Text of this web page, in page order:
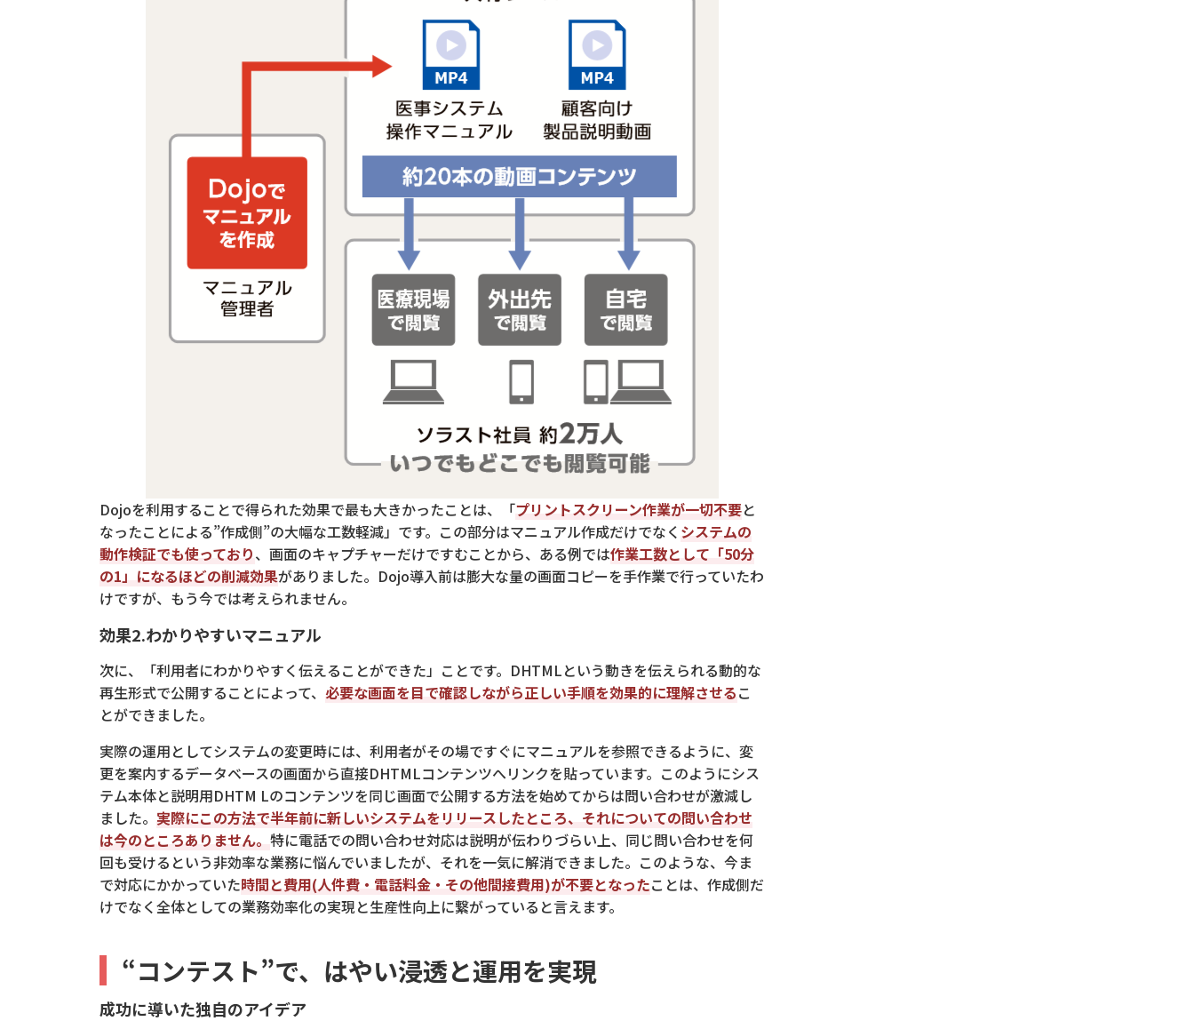
Dojoを利用することで得られた効果で最も大きかったことは、「プリントスクリーン作業が一切不要と
なったことによる”作成側”の大幅な工数軽減」です。この部分はマニュアル作成だけでなく システムの
動作検証でも使っており、画面のキャプチャーだけですむことから、ある例では作業工数として「50分
の1」になるほどの削減効果がありました。Dojo導入前は膨大な量の画面コピーを手作業で行っていたわ
けですが、もう今では考えられません。
効果2.わかりやすいマニュアル
次に、「利用者にわかりやすく伝えることができた」ことです。DHTMLという動きを伝えられる動的な
再生形式で公開することによって、 必要な画面を目で確認しながら正しい手順を効果的に理解させるこ
とができました。
実際の運用としてシステムの変更時には、利用者がその場ですぐにマニュアルを参照できるように、変
更を案内するデータベースの画面から直接DHTMLコンテンツへリンクを貼っています。このようにシス
テム本体と説明用DHTM Lのコンテンツを同じ画面で公開する方法を始めてからは問い合わせが激減し
ました。 実際にこの方法で半年前に新しいシステムをリリースしたところ、それについての問い合わせ
は今のところありません。 特に電話での問い合わせ対応は説明が伝わりづらい上、同じ問い合わせを何
回も受けるという非効率な業務に悩んでいましたが、それを一気に解消できました。このような、今ま
で対応にかかっていた時間と費用(人件費・電話料金・その他間接費用)が不要となったことは、作成側だ
けでなく全体としての業務効率化の実現と生産性向上に繋がっていると言えます。
“コンテスト”で、はやい浸透と運用を実現
成功に導いた独自のアイデア